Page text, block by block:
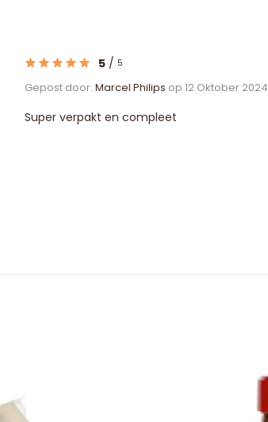
5/ 5
Gepost door: Marcel Philips op 12 Oktober 2024
Super verpakt en compleet